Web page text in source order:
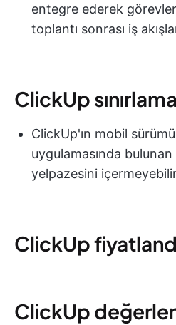
entegre ederek
toplantı sonrası iş
ClickUp
ClickUp'ın mobil
uygulamasında
yelpazesini
ClickUp
ClickUp